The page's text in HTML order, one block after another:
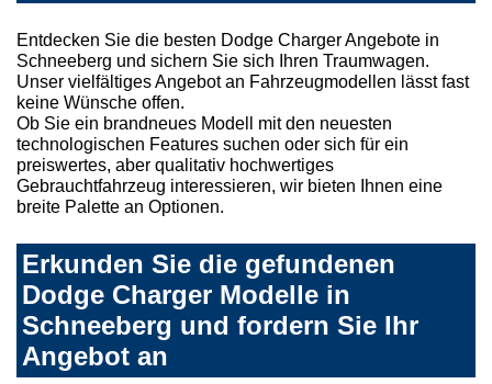
Entdecken Sie die besten Dodge Charger Angebote in
Schneeberg und sichern Sie sich Ihren Traumwagen.
Unser vielfältiges Angebot an Fahrzeugmodellen lässt fast
keine Wünsche offen.
Ob Sie ein brandneues Modell mit den neuesten
technologischen Features suchen oder sich für ein
preiswertes, aber qualitativ hochwertiges
Gebrauchtfahrzeug interessieren, wir bieten Ihnen eine
breite Palette an Optionen.
Erkunden Sie die gefundenen
Dodge Charger Modelle in
Schneeberg und fordern Sie Ihr
Angebot an